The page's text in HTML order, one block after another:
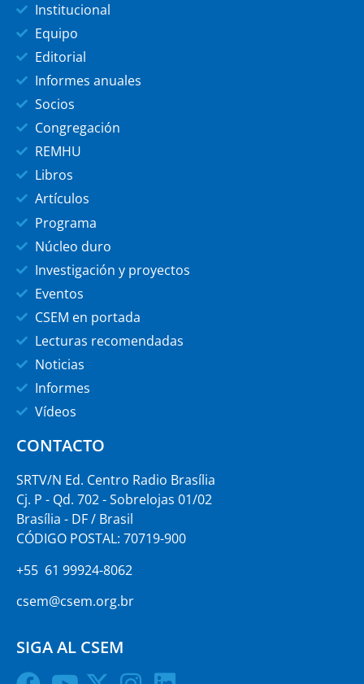
Institucional
Equipo
Editorial
Informes anuales
Socios
Congregación
REMHU
Libros
Artículos
Programa
Núcleo duro
Investigación y proyectos
Eventos
CSEM en portada
Lecturas recomendadas
Noticias
Informes
Vídeos
CONTACTO
SRTV/N Ed. Centro Radio Brasília
Cj. P - Qd. 702 - Sobrelojas 01/02
Brasília - DF / Brasil
CÓDIGO POSTAL: 70719-900
+55 61 99924-8062
csem@csem.org.br
SIGA AL CSEM